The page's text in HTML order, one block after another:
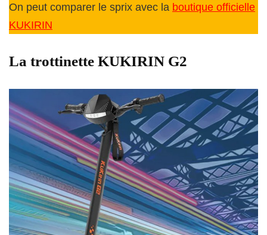
On peut comparer le sprix avec la boutique officielle
KUKIRIN
La trottinette KUKIRIN G2